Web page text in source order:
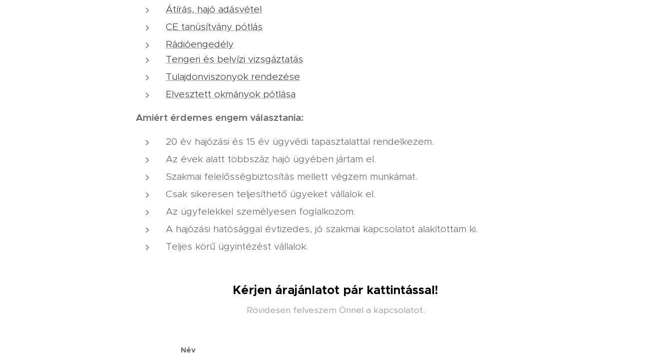
Átírás, hajó adásvétel
CE tanúsítvány pótlás
Rádióengedély
Tengeri és belvízi vizsgáztatás
Tulajdonviszonyok rendezése
Elvesztett okmányok pótlása
Amiért érdemes engem választania:
20 év hajózási és 15 év ügyvédi tapasztalattal rendelkezem.
Az évek alatt többszáz hajó ügyében jártam el.
Szakmai felelősségbiztosítás mellett végzem munkámat.
Csak sikeresen teljesíthető ügyeket vállalok el.
Az ügyfelekkel személyesen foglalkozom.
A hajózási hatósággal évtizedes, jó szakmai kapcsolatot alakítottam ki.
Teljes körű ügyintézést vállalok.
Kérjen árajánlatot pár kattintással!
Rövidesen felveszem Önnel a kapcsolatot.
Név